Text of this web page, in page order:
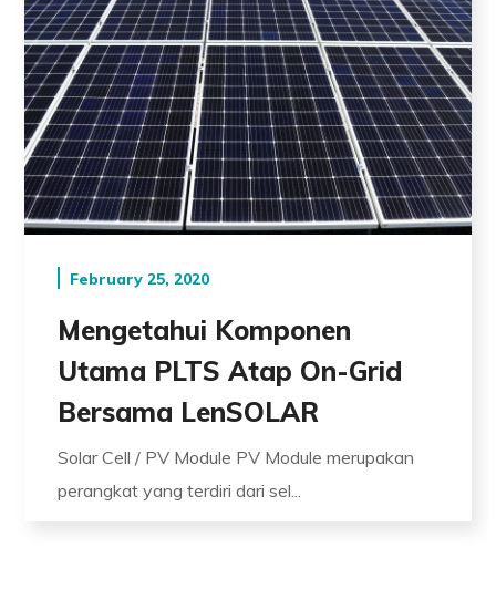
February 25, 2020
Mengetahui Komponen
Utama PLTS Atap On-Grid
Bersama LenSOLAR
Solar Cell / PV Module PV Module merupakan
perangkat yang terdiri dari sel...